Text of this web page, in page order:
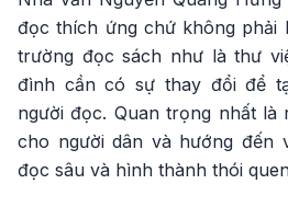
đọc thích ứng chứ không phải
trường đọc sách như là thư
đình cần có sự thay đổi để
người đọc. Quan trọng nhất là
cho người dân và hướng đến
đọc sâu và hình thành thói